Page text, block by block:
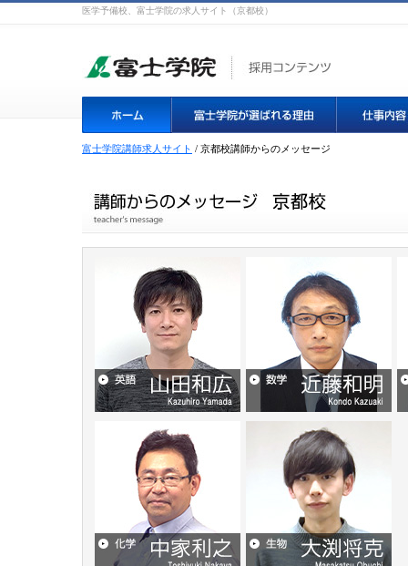
医学予備校、富士学院の求人サイト（京都校）
富士学院講師求人サイト / 京都校講師からのメッセージ